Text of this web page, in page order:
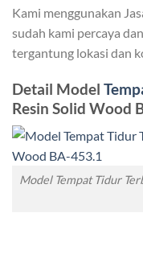
Kami menggunakan
sudah kami percaya
tergantung lokasi dan
Detail Model
Resin Solid Wood
Model Tempat Tidur